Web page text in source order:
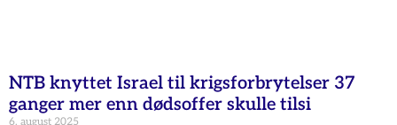
NTB knyttet Israel til krigsforbrytelser 37
ganger mer enn dødsoffer skulle tilsi
6. august 2025